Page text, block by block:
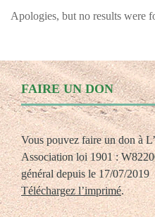
Apologies, but no results were
FAIRE UN DON
Vous pouvez faire un don à
Association loi 1901 :
général depuis le 17/07/2019
Téléchargez l’imprimé.